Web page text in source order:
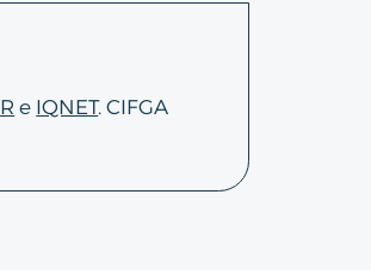
e IQNET. CIFGA